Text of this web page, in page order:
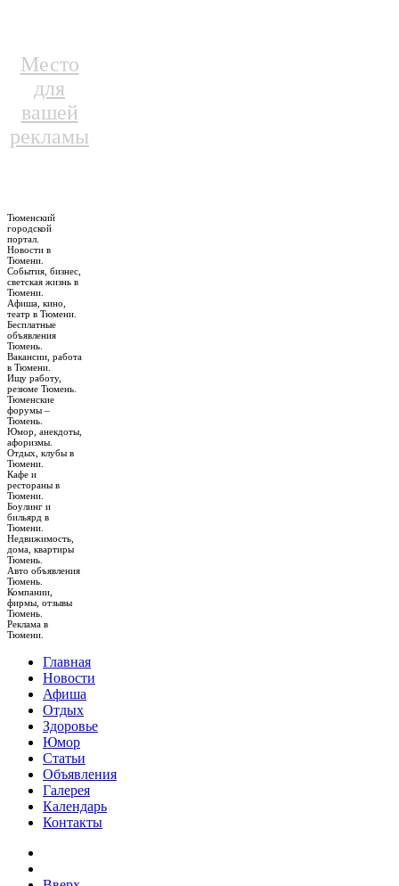
Место
для
вашей
рекламы
Тюменский
городской
портал.
Новости в
Тюмени.
События, бизнес,
светская жизнь в
Тюмени.
Афиша, кино,
театр в Тюмени.
Бесплатные
объявления
Тюмень.
Вакансии, работа
в Тюмени.
Ищу работу,
резюме Тюмень.
Тюменские
форумы –
Тюмень.
Юмор, анекдоты,
афоризмы.
Отдых, клубы в
Тюмени.
Кафе и
рестораны в
Тюмени.
Боулинг и
бильярд в
Тюмени.
Недвижимость,
дома, квартиры
Тюмень.
Авто объявления
Тюмень.
Компании,
фирмы, отзывы
Тюмень.
Реклама в
Тюмени.
Главная
Новости
Афиша
Отдых
Здоровье
Юмор
Статьи
Объявления
Галерея
Календарь
Контакты